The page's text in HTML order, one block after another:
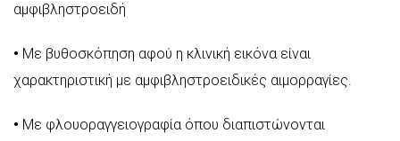
αμφιβληστροειδή
• Με βυθοσκόπηση αφού η κλινική εικόνα είναι
χαρακτηριστική με αμφιβληστροειδικές αιμορραγίες.
• Με φλουοραγγειογραφία όπου διαπιστώνονται